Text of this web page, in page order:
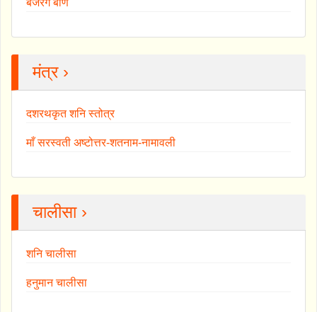
बजरंग बाण
मंत्र ›
दशरथकृत शनि स्तोत्र
माँ सरस्वती अष्टोत्तर-शतनाम-नामावली
चालीसा ›
शनि चालीसा
हनुमान चालीसा